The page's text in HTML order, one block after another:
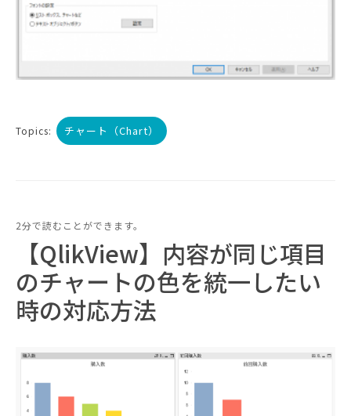
Topics: チャート（Chart）
2分で読むことができます。
【QlikView】内容が同じ項目
のチャートの色を統一したい
時の対応方法